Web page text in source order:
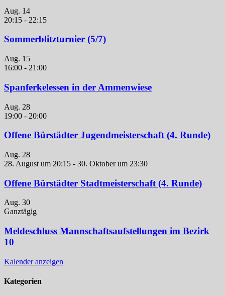
Aug. 14
20:15 - 22:15
Sommerblitzturnier (5/7)
Aug. 15
16:00 - 21:00
Spanferkelessen in der Ammenwiese
Aug. 28
19:00 - 20:00
Offene Bürstädter Jugendmeisterschaft (4. Runde)
Aug. 28
28. August um 20:15 - 30. Oktober um 23:30
Offene Bürstädter Stadtmeisterschaft (4. Runde)
Aug. 30
Ganztägig
Meldeschluss Mannschaftsaufstellungen im Bezirk
10
Kalender anzeigen
Kategorien